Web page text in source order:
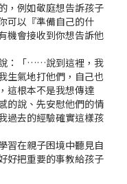
，例如敬庭想告訴孩子
可以『準備自己的什
機會接收到你想告訴他
：「……說到這裡，我
生氣地打他們，自己也
這根本不是我想傳達
的說、先安慰他們的情
過去的經驗確實這樣孩
習在親子困境中聽見自
好把重要的事教給孩子